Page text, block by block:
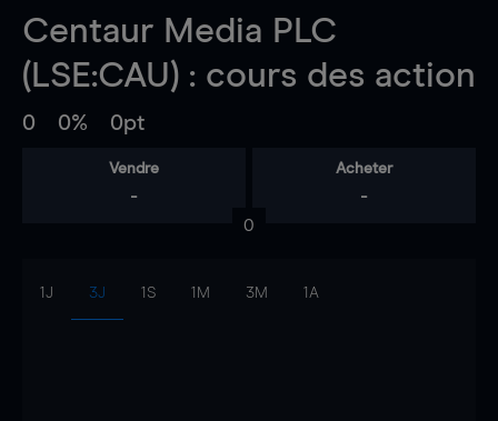
Centaur Media PLC
(LSE:CAU) : cours des action
0 0% 0pt
Vendre
-
Acheter
-
0
1J 3J 1S 1M 3M 1A